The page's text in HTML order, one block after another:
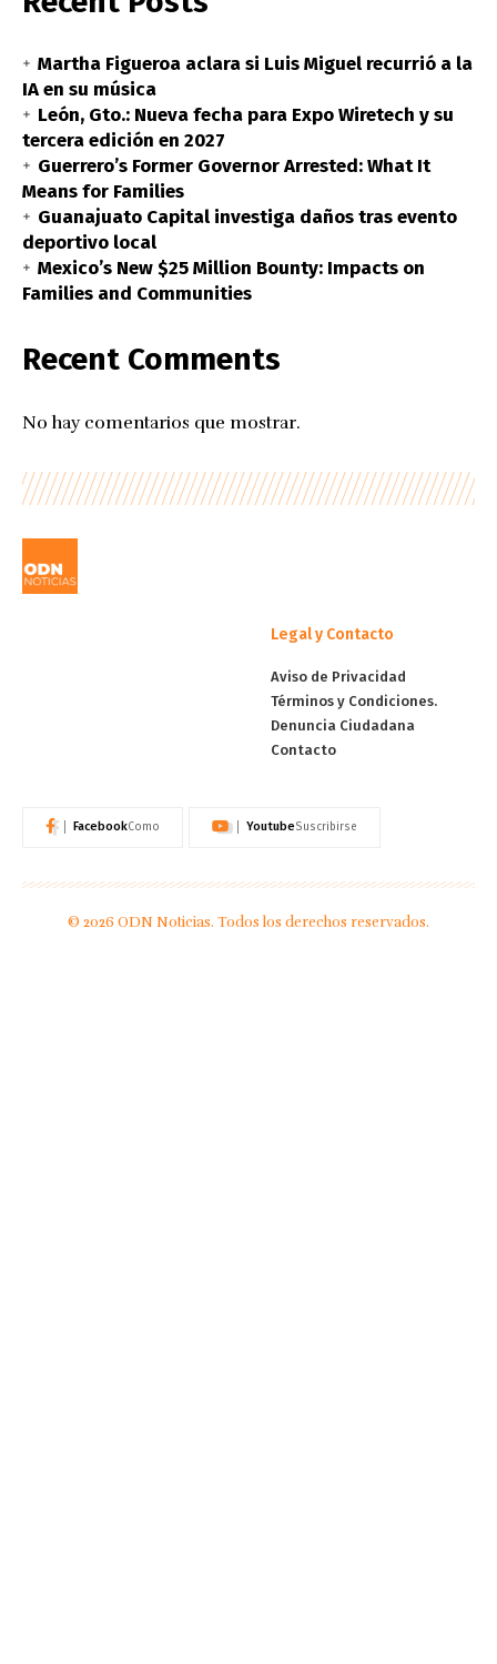
Martha Figueroa aclara si Luis Miguel recurrió a la
IA en su música
León, Gto.: Nueva fecha para Expo Wiretech y su
tercera edición en 2027
Guerrero’s Former Governor Arrested: What It
Means for Families
Guanajuato Capital investiga daños tras evento
deportivo local
Mexico’s New $25 Million Bounty: Impacts on
Families and Communities
Recent Comments
No hay comentarios que mostrar.
Legal y Contacto
Aviso de Privacidad
Términos y Condiciones.
Denuncia Ciudadana
Contacto
FacebookComo YoutubeSuscribirse
© 2026 ODN Noticias. Todos los derechos reservados.